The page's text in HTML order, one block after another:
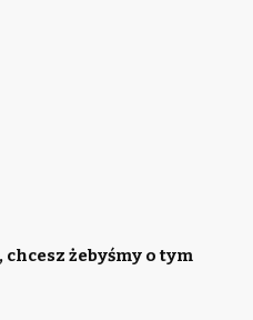
żebyśmy o tym